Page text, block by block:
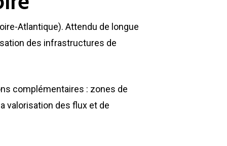
Atlantique). Attendu de longue
des infrastructures de
complémentaires : zones de
valorisation des flux et de